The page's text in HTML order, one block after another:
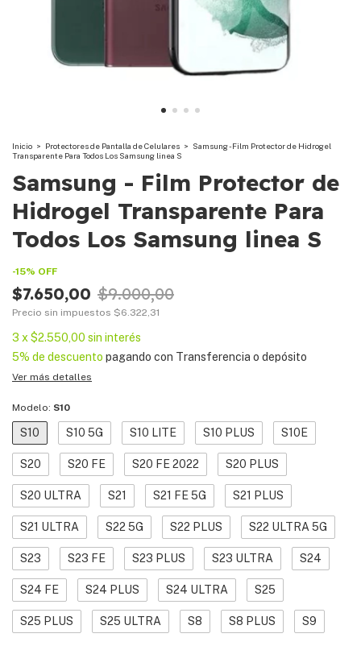
Inicio > Protectores de Pantalla de Celulares > Samsung - Film Protector de Hidrogel
Transparente Para Todos Los Samsung linea S
Samsung - Film Protector de
Hidrogel Transparente Para
Todos Los Samsung linea S
-15% OFF
$7.650,00 $9.000,00
Precio sin impuestos $6.322,31
3 x $2.550,00 sin interés
5% de descuento pagando con Transferencia o depósito
Ver más detalles
Modelo: S10
S10 S10 5G S10 LITE S10 PLUS S10E
S20 S20 FE S20 FE 2022 S20 PLUS
S20 ULTRA S21 S21 FE 5G S21 PLUS
S21 ULTRA S22 5G S22 PLUS S22 ULTRA 5G
S23 S23 FE S23 PLUS S23 ULTRA S24
S24 FE S24 PLUS S24 ULTRA S25
S25 PLUS S25 ULTRA S8 S8 PLUS S9